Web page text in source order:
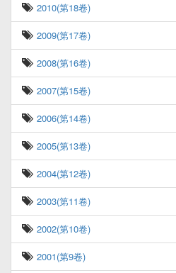
2010(第18卷)
2009(第17卷)
2008(第16卷)
2007(第15卷)
2006(第14卷)
2005(第13卷)
2004(第12卷)
2003(第11卷)
2002(第10卷)
2001(第9卷)